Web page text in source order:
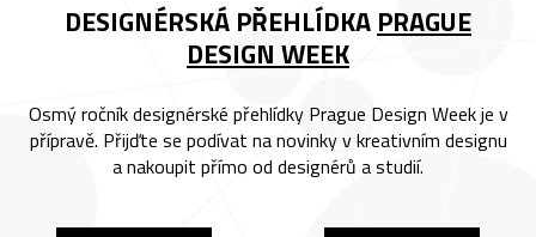
DESIGNÉRSKÁ PŘEHLÍDKA PRAGUE
DESIGN WEEK
Osmý ročník designérské přehlídky Prague Design Week je v
přípravě. Přijďte se podívat na novinky v kreativním designu
a nakoupit přímo od designérů a studií.